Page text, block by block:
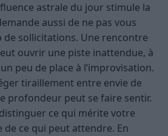
astrale du jour stimule la
aussi de ne pas vous
sollicitations. Une rencontre
ouvrir une piste inattendue, à
peu de place à l’improvisation.
tiraillement entre envie de
profondeur peut se faire sentir.
ce qui mérite votre
ce qui peut attendre. En